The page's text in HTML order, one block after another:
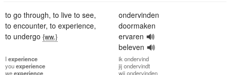
to go through, to live to see,
to encounter, to experience,
to undergo {ww.}
ondervinden
doormaken
ervaren
beleven
I experience
youexperience
weexperience
ik ondervind
jijondervindt
wijondervinden